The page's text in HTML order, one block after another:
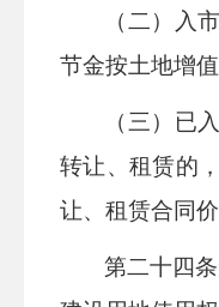
（二）
入
节金按土地增
（三） 已
转让、租赁的
让、租赁合同
第二十四条